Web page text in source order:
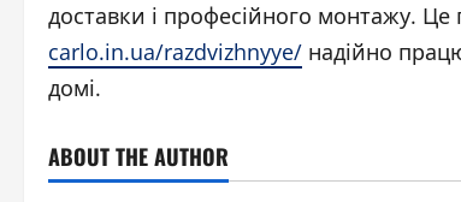
доставки і професійного монтажу. Це
carlo.in.ua/razdvizhnyye/ надійно
домі.
ABOUT THE AUTHOR